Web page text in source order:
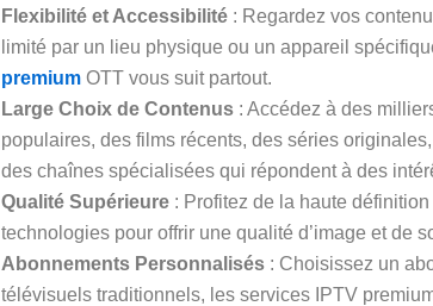
Flexibilité et Accessibilité : Regardez vos
limité par un lieu physique ou un appareil
premium OTT vous suit partout.
Large Choix de Contenus : Accédez à des
populaires, des films récents, des séries
des chaînes spécialisées qui répondent à des
Qualité Supérieure : Profitez de la haute
technologies pour offrir une qualité d’image et de
Abonnements Personnalisés : Choisissez un
télévisuels traditionnels, les services IPTV